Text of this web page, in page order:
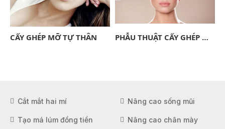
CẤY GHÉP MỠ TỰ THÂN PHẪU THUẬT CẤY GHÉP MỠ TỰ THÂN (LIPOFILLING, LIPOSTRUCTURE)
Cắt mắt hai mí Nâng cao sống mũi
Tạo má lúm đồng tiền Nâng cao chân mày